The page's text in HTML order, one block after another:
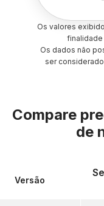
Os valores
finalidade
Os dados não
ser
Compare
de
Versão